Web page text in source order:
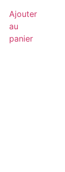
Ajouter
au
panier